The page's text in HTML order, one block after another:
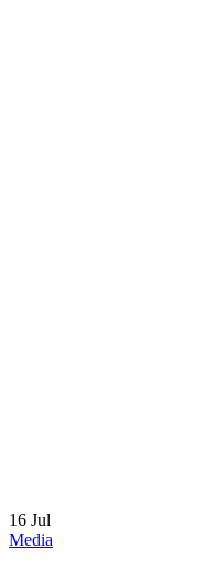
16 Jul
Media